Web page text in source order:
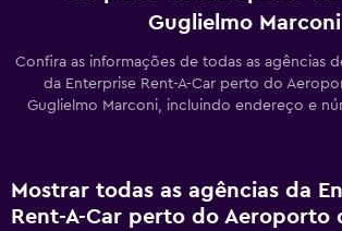
Guglielmo Marconi
Confira as informações de todas as agências
da Enterprise Rent-A-Car perto do
Guglielmo Marconi, incluindo endereço e
Mostrar todas as agências da
Rent-A-Car perto do Aeroporto